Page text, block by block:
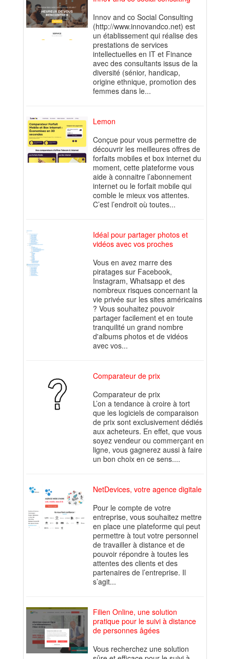
Innov and co Social Consulting
(http://www.innovandco.net) est
un établissement qui réalise des
prestations de services
intellectuelles en IT et Finance
avec des consultants issus de la
diversité (sénior, handicap,
origine ethnique, promotion des
femmes dans le...
Lemon
Conçue pour vous permettre de
découvrir les meilleures offres de
forfaits mobiles et box internet du
moment, cette plateforme vous
aide à connaitre l’abonnement
internet ou le forfait mobile qui
comble le mieux vos attentes.
C’est l’endroit où toutes...
Idéal pour partager photos et
vidéos avec vos proches
Vous en avez marre des
piratages sur Facebook,
Instagram, Whatsapp et des
nombreux risques concernant la
vie privée sur les sites américains
? Vous souhaitez pouvoir
partager facilement et en toute
tranquilité un grand nombre
d'albums photos et de vidéos
avec vos...
Comparateur de prix
Comparateur de prix
L’on a tendance à croire à tort
que les logiciels de comparaison
de prix sont exclusivement dédiés
aux acheteurs. En effet, que vous
soyez vendeur ou commerçant en
ligne, vous gagnerez aussi à faire
un bon choix en ce sens....
NetDevices, votre agence digitale
Pour le compte de votre
entreprise, vous souhaitez mettre
en place une plateforme qui peut
permettre à tout votre personnel
de travailler à distance et de
pouvoir répondre à toutes les
attentes des clients et des
partenaires de l’entreprise. Il
s’agit...
Filien Online, une solution
pratique pour le suivi à distance
de personnes âgées
Vous recherchez une solution